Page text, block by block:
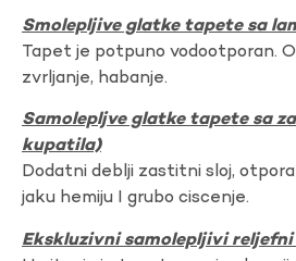
Smolepljive glatke tapete sa
Tapet je potpuno vodootporan.
zvrljanje, habanje.
Samolepljve glatke tapete sa
kupatila)
Dodatni deblji zastitni sloj,
jaku hemiju I grubo ciscenje.
Ekskluzivni samolepljivi